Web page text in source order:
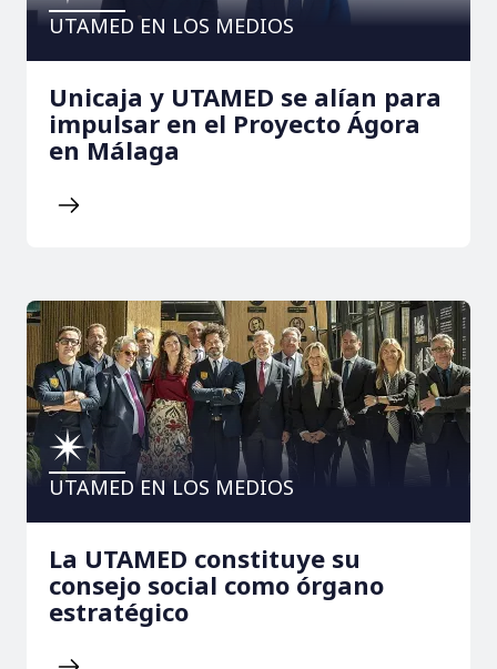
UTAMED EN LOS MEDIOS
Unicaja y UTAMED se alían para
impulsar en el Proyecto Ágora
en Málaga
UTAMED EN LOS MEDIOS
La UTAMED constituye su
consejo social como órgano
estratégico